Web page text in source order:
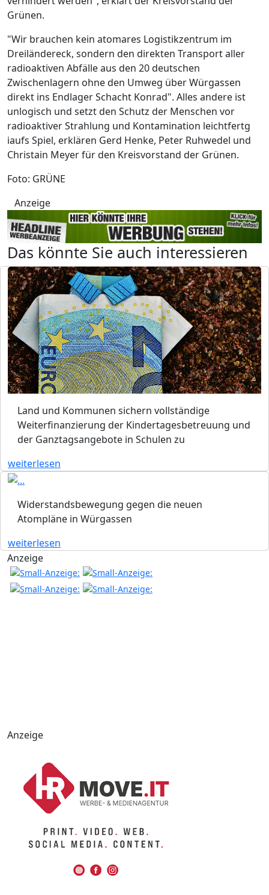
Grünen.
"Wir brauchen kein atomares Logistikzentrum im
Dreiländereck, sondern den direkten Transport aller
radioaktiven Abfälle aus den 20 deutschen
Zwischenlagern ohne den Umweg über Würgassen
direkt ins Endlager Schacht Konrad". Alles andere ist
unlogisch und setzt den Schutz der Menschen vor
radioaktiver Strahlung und Kontamination leichtfertg
iaufs Spiel, erklären Gerd Henke, Peter Ruhwedel und
Christain Meyer für den Kreisvorstand der Grünen.
Foto: GRÜNE
Anzeige
Das könnte Sie auch interessieren
Land und Kommunen sichern vollständige
Weiterfinanzierung der Kindertagesbetreuung und
der Ganztagsangebote in Schulen zu
weiterlesen
Widerstandsbewegung gegen die neuen
Atompläne in Würgassen
weiterlesen
Anzeige
Anzeige